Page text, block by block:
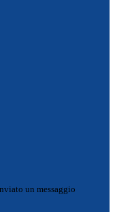
un messaggio